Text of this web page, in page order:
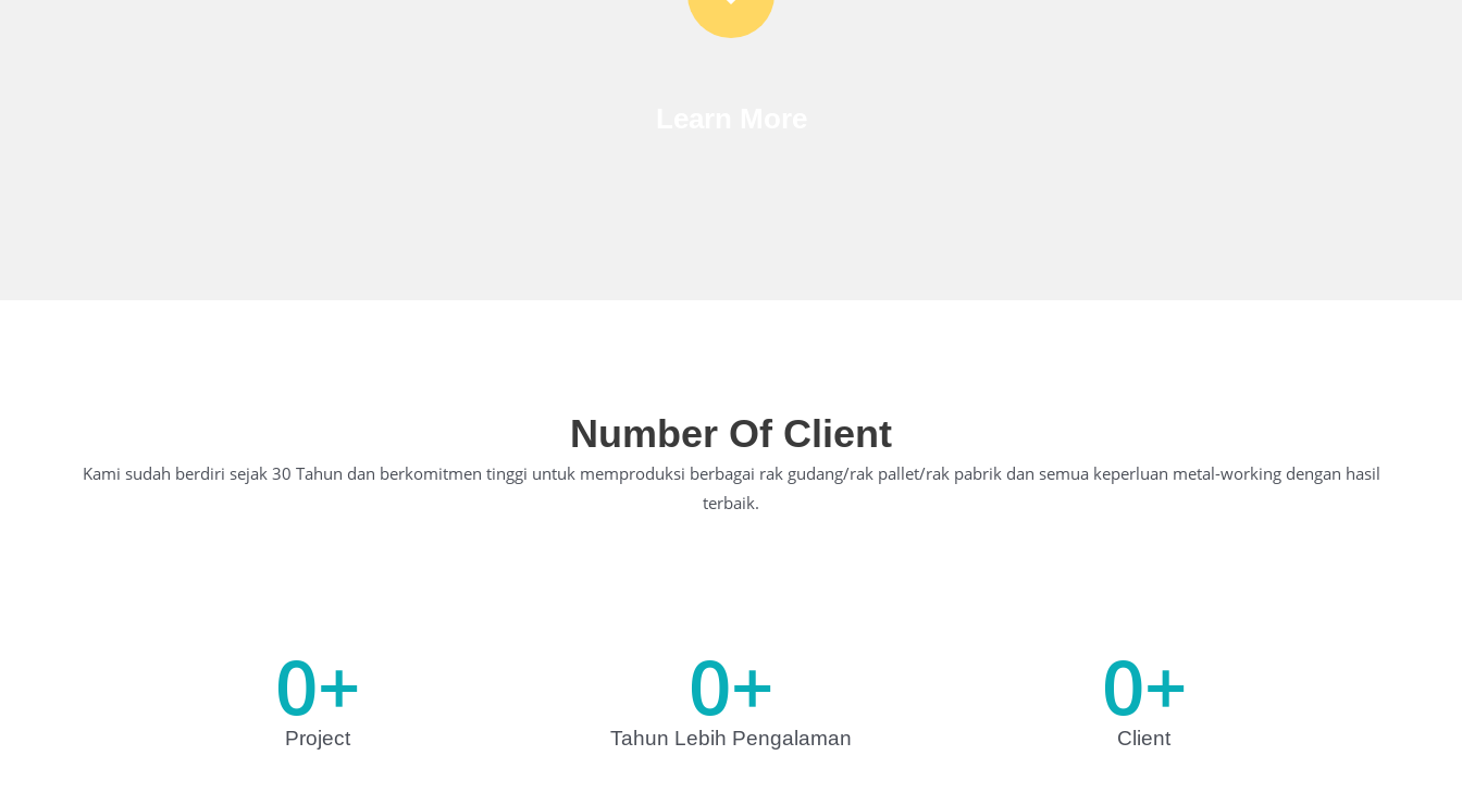
Number Of Client
Kami sudah berdiri sejak 30 Tahun dan berkomitmen tinggi untuk memproduksi berbagai rak gudang/rak pallet/rak pabrik dan semua keperluan metal-working dengan hasil
terbaik.
Project
0+
Tahun Lebih Pengalaman
0+
Client
0+